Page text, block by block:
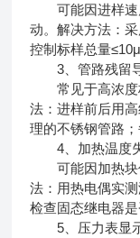
可能因进样速
动。解决方法：
控制标样总量
3、管路残留
常见于高浓度
法：进样前后用
理的不锈钢管路
4、加热温度
可能因加热块
法：用热电偶实
检查固态继电器是
5、压力表显